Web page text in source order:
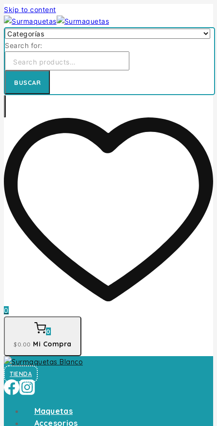
Skip to content
Search for:
BUSCAR
0
0
$0 .00 Mi Compra
TIENDA
Maquetas
Accesorios